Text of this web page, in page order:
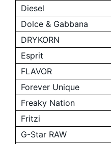
Diesel
Dolce & Gabbana
DRYKORN
Esprit
FLAVOR
Forever Unique
Freaky Nation
Fritzi
G-Star RAW